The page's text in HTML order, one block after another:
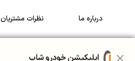
درباره ما نظرات مشتریان
سرمایه گذاری در رضایت مشتریاناپلیکیشن خودرو شاپ